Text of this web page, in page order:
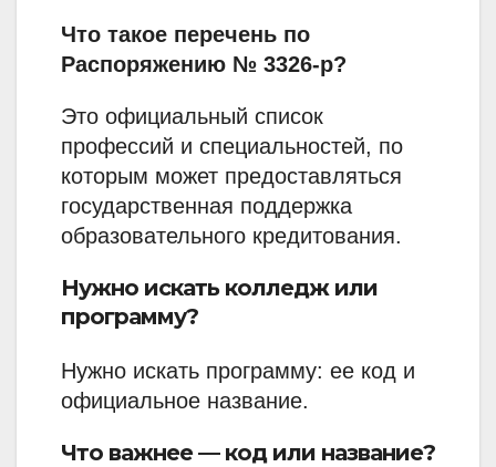
Что такое перечень по
Распоряжению № 3326-р?
Это официальный список
профессий и специальностей, по
которым может предоставляться
государственная поддержка
образовательного кредитования.
Нужно искать колледж или
программу?
Нужно искать программу: ее код и
официальное название.
Что важнее — код или название?